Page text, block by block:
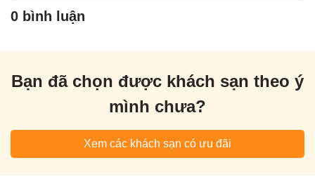
0 bình luận
Bạn đã chọn được khách sạn theo ý
mình chưa?
Xem các khách sạn có ưu đãi